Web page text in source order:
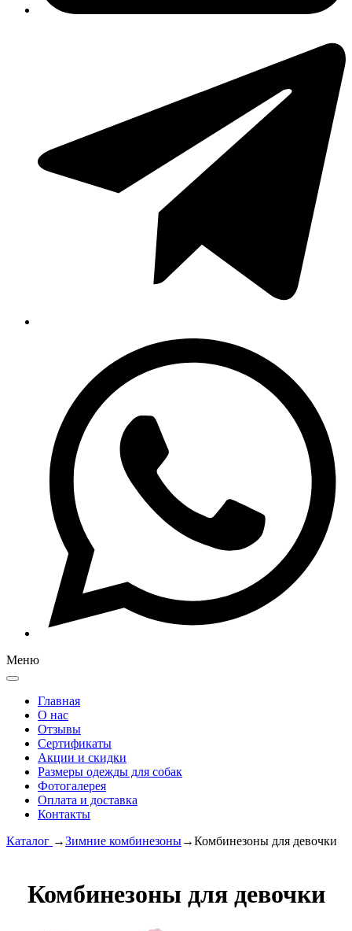
Меню
Главная
О нас
Отзывы
Сертификаты
Акции и скидки
Размеры одежды для собак
Фотогалерея
Оплата и доставка
Контакты
Каталог →Зимние комбинезоны→Комбинезоны для девочки
Комбинезоны для девочки